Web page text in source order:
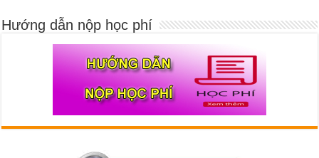
Hướng dẫn nộp học phí